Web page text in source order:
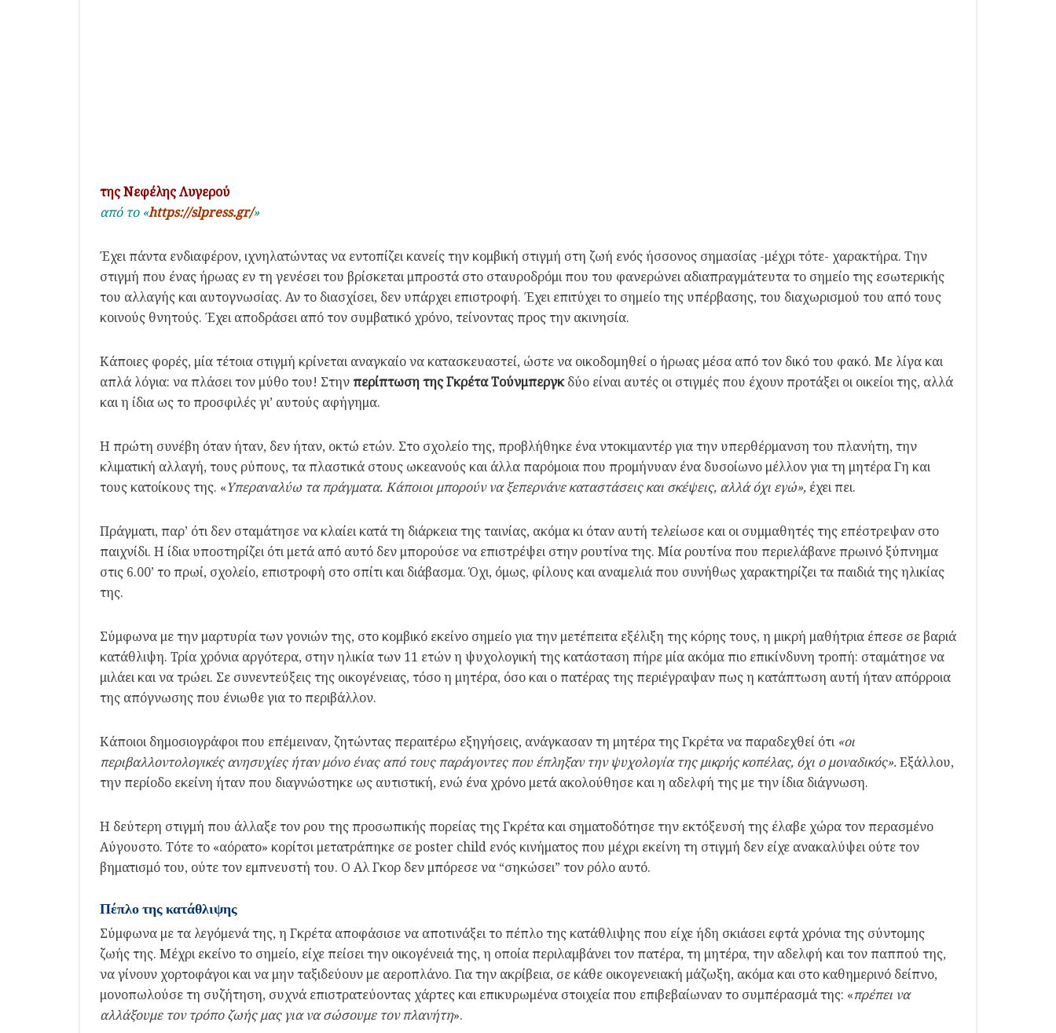
της Νεφέλης Λυγερού
από το «https://slpress.gr/»
Έχει πάντα ενδιαφέρον, ιχνηλατώντας να εντοπίζει κανείς την κομβική στιγμή στη ζωή ενός ήσσονος σημασίας -μέχρι τότε- χαρακτήρα. Την
στιγμή που ένας ήρωας εν τη γενέσει του βρίσκεται μπροστά στο σταυροδρόμι που του φανερώνει αδιαπραγμάτευτα το σημείο της εσωτερικής
του αλλαγής και αυτογνωσίας. Αν το διασχίσει, δεν υπάρχει επιστροφή. Έχει επιτύχει το σημείο της υπέρβασης, του διαχωρισμού του από τους
κοινούς θνητούς. Έχει αποδράσει από τον συμβατικό χρόνο, τείνοντας προς την ακινησία.
Κάποιες φορές, μία τέτοια στιγμή κρίνεται αναγκαίο να κατασκευαστεί, ώστε να οικοδομηθεί ο ήρωας μέσα από τον δικό του φακό. Με λίγα και
απλά λόγια: να πλάσει τον μύθο του! Στηνπερίπτωση της Γκρέτα Τούνμπεργκδύο είναι αυτές οι στιγμές που έχουν προτάξει οι οικείοι της, αλλά
και η ίδια ως το προσφιλές γι’ αυτούς αφήγημα.
Η πρώτη συνέβη όταν ήταν, δεν ήταν, οκτώ ετών. Στο σχολείο της, προβλήθηκε ένα ντοκιμαντέρ για την υπερθέρμανση του πλανήτη, την
κλιματική αλλαγή, τους ρύπους, τα πλαστικά στους ωκεανούς και άλλα παρόμοια που προμήνυαν ένα δυσοίωνο μέλλον για τη μητέρα Γη και
τους κατοίκους της. «Υπεραναλύω τα πράγματα.Κάποιοι μπορούν να ξεπερνάνε καταστάσεις και σκέψεις, αλλά όχι εγώ», έχει πει.
Πράγματι, παρ’ ότι δεν σταμάτησε να κλαίει κατά τη διάρκεια της ταινίας, ακόμα κι όταν αυτή τελείωσε και οι συμμαθητές της επέστρεψαν στο
παιχνίδι. Η ίδια υποστηρίζει ότι μετά από αυτό δεν μπορούσε να επιστρέψει στην ρουτίνα της. Μία ρουτίνα που περιελάβανε πρωινό ξύπνημα
στις 6.00’ το πρωί, σχολείο, επιστροφή στο σπίτι και διάβασμα. Όχι, όμως, φίλους και αναμελιά που συνήθως χαρακτηρίζει τα παιδιά της ηλικίας
της.
Σύμφωνα με την μαρτυρία των γονιών της, στο κομβικό εκείνο σημείο για την μετέπειτα εξέλιξη της κόρης τους, η μικρή μαθήτρια έπεσε σε βαριά
κατάθλιψη. Τρία χρόνια αργότερα, στην ηλικία των 11 ετών η ψυχολογική της κατάσταση πήρε μία ακόμα πιο επικίνδυνη τροπή: σταμάτησε να
μιλάει και να τρώει. Σε συνεντεύξεις της οικογένειας, τόσο η μητέρα, όσο και ο πατέρας της περιέγραψαν πως η κατάπτωση αυτή ήταν απόρροια
της απόγνωσης που ένιωθε για το περιβάλλον.
Κάποιοι δημοσιογράφοι που επέμειναν, ζητώντας περαιτέρω εξηγήσεις, ανάγκασαν τη μητέρα της Γκρέτα να παραδεχθεί ότι «οι
περιβαλλοντολογικές ανησυχίες ήταν μόνο ένας από τους παράγοντες που έπληξαν την ψυχολογία της μικρής κοπέλας, όχι ο μοναδικός».Εξάλλου,
την περίοδο εκείνη ήταν που διαγνώστηκε ως αυτιστική, ενώ ένα χρόνο μετά ακολούθησε και η αδελφή της με την ίδια διάγνωση.
Η δεύτερη στιγμή που άλλαξε τον ρου της προσωπικής πορείας της Γκρέτα και σηματοδότησε την εκτόξευσή της έλαβε χώρα τον περασμένο
Αύγουστο. Τότε το «αόρατο» κορίτσι μετατράπηκε σε poster child ενός κινήματος που μέχρι εκείνη τη στιγμή δεν είχε ανακαλύψει ούτε τον
βηματισμό του, ούτε τον εμπνευστή του. Ο Αλ Γκορ δεν μπόρεσε να “σηκώσει” τον ρόλο αυτό.
Πέπλο της κατάθλιψης
Σύμφωνα με τα λεγόμενά της, η Γκρέτα αποφάσισε να αποτινάξει το πέπλο της κατάθλιψης που είχε ήδη σκιάσει εφτά χρόνια της σύντομης
ζωής της. Μέχρι εκείνο το σημείο, είχε πείσει την οικογένειά της, η οποία περιλαμβάνει τον πατέρα, τη μητέρα, την αδελφή και τον παππού της,
να γίνουν χορτοφάγοι και να μην ταξιδεύουν με αεροπλάνο. Για την ακρίβεια, σε κάθε οικογενειακή μάζωξη, ακόμα και στο καθημερινό δείπνο,
μονοπωλούσε τη συζήτηση, συχνά επιστρατεύοντας χάρτες και επικυρωμένα στοιχεία που επιβεβαίωναν το συμπέρασμά της: «πρέπει να
αλλάξουμε τον τρόπο ζωής μας για να σώσουμε τον πλανήτη».